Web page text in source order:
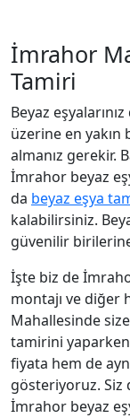
İmrahor
Tamiri
Beyaz
üzerine en yakın
almanız gerekir.
İmrahor beyaz
da beyaz eşya
kalabilirsiniz.
güvenilir birilerine
İşte biz de
montajı ve
Mahallesinde
tamirini
fiyata hem de
gösteriyoruz. Siz
İmrahor beyaz